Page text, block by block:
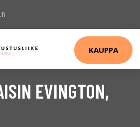
KAUPPA
EVINGTON,